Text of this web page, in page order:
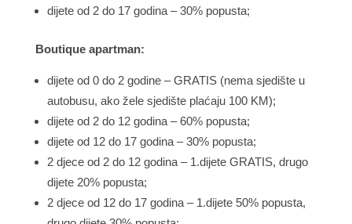
dijete od 2 do 17 godina – 30% popusta;
Boutique apartman:
dijete od 0 do 2 godine – GRATIS (nema sjedište u
autobusu, ako žele sjedište plaćaju 100 KM);
dijete od 2 do 12 godina – 60% popusta;
dijete od 12 do 17 godina – 30% popusta;
2 djece od 2 do 12 godina – 1.dijete GRATIS, drugo
dijete 20% popusta;
2 djece od 12 do 17 godina – 1.dijete 50% popusta,